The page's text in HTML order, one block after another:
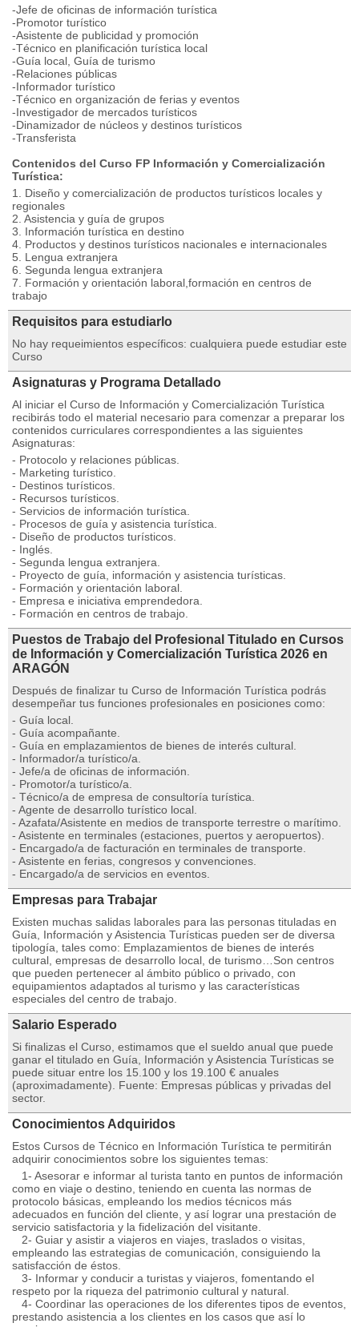
-Jefe de oficinas de información turística
-Promotor turístico
-Asistente de publicidad y promoción
-Técnico en planificación turística local
-Guía local, Guía de turismo
-Relaciones públicas
-Informador turístico
-Técnico en organización de ferias y eventos
-Investigador de mercados turísticos
-Dinamizador de núcleos y destinos turísticos
-Transferista
Contenidos del Curso FP Información y Comercialización
Turística:
1. Diseño y comercialización de productos turísticos locales y
regionales
2. Asistencia y guía de grupos
3. Información turística en destino
4. Productos y destinos turísticos nacionales e internacionales
5. Lengua extranjera
6. Segunda lengua extranjera
7. Formación y orientación laboral,formación en centros de
trabajo
Requisitos para estudiarlo
No hay requeimientos específicos: cualquiera puede estudiar este
Curso
Asignaturas y Programa Detallado
Al iniciar el Curso de Información y Comercialización Turística
recibirás todo el material necesario para comenzar a preparar los
contenidos curriculares correspondientes a las siguientes
Asignaturas:
- Protocolo y relaciones públicas.
- Marketing turístico.
- Destinos turísticos.
- Recursos turísticos.
- Servicios de información turística.
- Procesos de guía y asistencia turística.
- Diseño de productos turísticos.
- Inglés.
- Segunda lengua extranjera.
- Proyecto de guía, información y asistencia turísticas.
- Formación y orientación laboral.
- Empresa e iniciativa emprendedora.
- Formación en centros de trabajo.
Puestos de Trabajo del Profesional Titulado en Cursos
de Información y Comercialización Turística 2026 en
ARAGÓN
Después de finalizar tu Curso de Información Turística podrás
desempeñar tus funciones profesionales en posiciones como:
- Guía local.
- Guía acompañante.
- Guía en emplazamientos de bienes de interés cultural.
- Informador/a turístico/a.
- Jefe/a de oficinas de información.
- Promotor/a turístico/a.
- Técnico/a de empresa de consultoría turística.
- Agente de desarrollo turístico local.
- Azafata/Asistente en medios de transporte terrestre o marítimo.
- Asistente en terminales (estaciones, puertos y aeropuertos).
- Encargado/a de facturación en terminales de transporte.
- Asistente en ferias, congresos y convenciones.
- Encargado/a de servicios en eventos.
Empresas para Trabajar
Existen muchas salidas laborales para las personas tituladas en
Guía, Información y Asistencia Turísticas pueden ser de diversa
tipología, tales como: Emplazamientos de bienes de interés
cultural, empresas de desarrollo local, de turismo…Son centros
que pueden pertenecer al ámbito público o privado, con
equipamientos adaptados al turismo y las características
especiales del centro de trabajo.
Salario Esperado
Si finalizas el Curso, estimamos que el sueldo anual que puede
ganar el titulado en Guía, Información y Asistencia Turísticas se
puede situar entre los 15.100 y los 19.100 € anuales
(aproximadamente). Fuente: Empresas públicas y privadas del
sector.
Conocimientos Adquiridos
Estos Cursos de Técnico en Información Turística te permitirán
adquirir conocimientos sobre los siguientes temas:
1- Asesorar e informar al turista tanto en puntos de información
como en viaje o destino, teniendo en cuenta las normas de
protocolo básicas, empleando los medios técnicos más
adecuados en función del cliente, y así lograr una prestación de
servicio satisfactoria y la fidelización del visitante.
2- Guiar y asistir a viajeros en viajes, traslados o visitas,
empleando las estrategias de comunicación, consiguiendo la
satisfacción de éstos.
3- Informar y conducir a turistas y viajeros, fomentando el
respeto por la riqueza del patrimonio cultural y natural.
4- Coordinar las operaciones de los diferentes tipos de eventos,
prestando asistencia a los clientes en los casos que así lo